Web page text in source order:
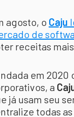
agosto, o Caju
de
receitas
em 2020
a
já usam seu
todas